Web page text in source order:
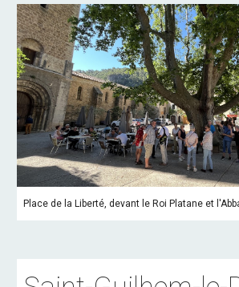
Place de la Liberté, devant le Roi Platane et